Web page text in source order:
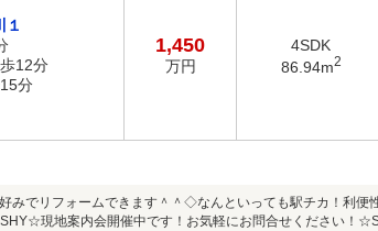
１
12分
分
1,450
万円
4SDK
86.94m2
でリフォームできます＾＾◇なんといっても駅チカ！利便
現地案内会開催中です！お気軽にお問合せください